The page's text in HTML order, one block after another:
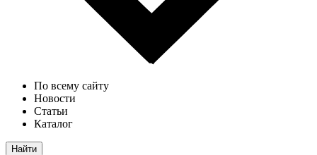
По всему сайту
Новости
Статьи
Каталог
Найти